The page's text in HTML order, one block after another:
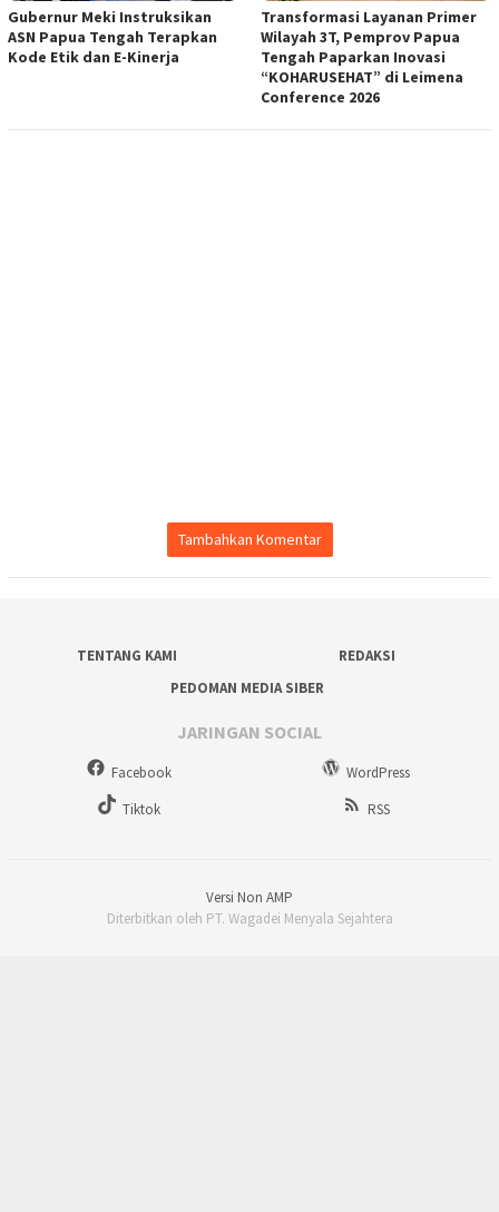
Gubernur Meki Instruksikan
ASN Papua Tengah Terapkan
Kode Etik dan E-Kinerja
Transformasi Layanan Primer
Wilayah 3T, Pemprov Papua
Tengah Paparkan Inovasi
“KOHARUSEHAT” di Leimena
Conference 2026
Tambahkan Komentar
TENTANG KAMI
REDAKSI
PEDOMAN MEDIA SIBER
JARINGAN SOCIAL
Facebook
WordPress
Tiktok
RSS
Versi Non AMP
Diterbitkan oleh PT. Wagadei Menyala Sejahtera